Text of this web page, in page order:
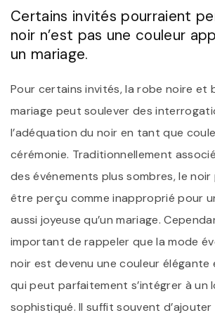
Certains invités pourraient
noir n’est pas une couleur
un mariage.
Pour certains invités, la robe noire et
mariage peut soulever des
l’adéquation du noir en tant que
cérémonie. Traditionnellement
des événements plus sombres, le
être perçu comme inapproprié pour
aussi joyeuse qu’un mariage.
important de rappeler que la mode
noir est devenu une couleur
qui peut parfaitement s’intégrer à un
sophistiqué. Il suffit souvent